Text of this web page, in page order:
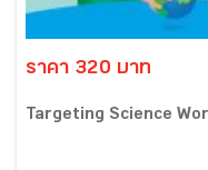
ราคา 320 บาท
Targeting Science